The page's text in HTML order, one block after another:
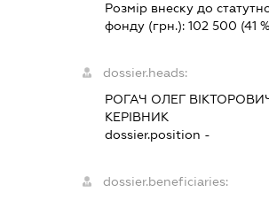
Розмір внеску до
фонду (грн.):102 500 (41
dossier.heads:
РОГАЧ ОЛЕГ
КЕРІВНИК
dossier.position -
dossier.beneficiaries: